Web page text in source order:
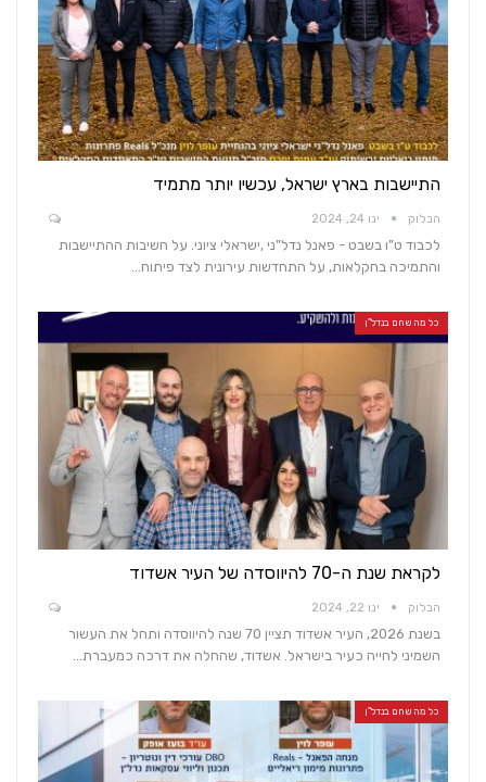
התיישבות בארץ ישראל, עכשיו יותר מתמיד
הבלוק ינו 24, 2024
לכבוד ט”ו בשבט - פאנל נדל”ני ,ישראלי ציוני. על חשיבות ההתיישבות
והתמיכה בחקלאות, על התחדשות עירונית לצד פיתוח…
כל מה שחם בנדל"ן
לקראת שנת ה-70 להיווסדה של העיר אשדוד
הבלוק ינו 22, 2024
בשנת 2026, העיר אשדוד תציין 70 שנה להיווסדה ותחל את העשור
השמיני לחייה כעיר בישראל. אשדוד, שהחלה את דרכה כמעברת…
כל מה שחם בנדל"ן